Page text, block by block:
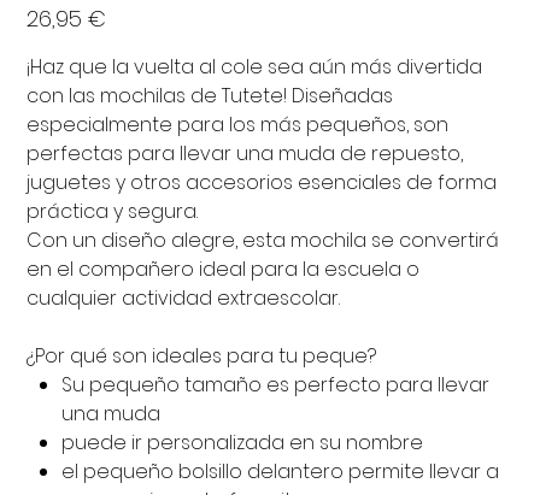
26,95 €
¡Haz que la vuelta al cole sea aún más divertida
con las mochilas de Tutete! Diseñadas
especialmente para los más pequeños, son
perfectas para llevar una muda de repuesto,
juguetes y otros accesorios esenciales de forma
práctica y segura.
Con un diseño alegre, esta mochila se convertirá
en el compañero ideal para la escuela o
cualquier actividad extraescolar.
¿Por qué son ideales para tu peque?
Su pequeño tamaño es perfecto para llevar
una muda
puede ir personalizada en su nombre
el pequeño bolsillo delantero permite llevar a